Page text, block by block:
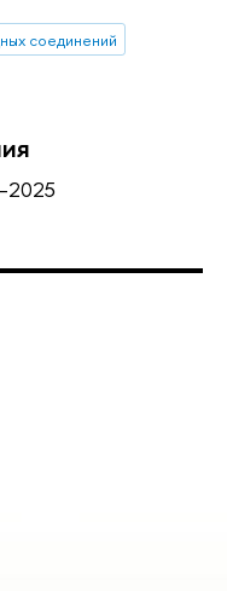
соединений